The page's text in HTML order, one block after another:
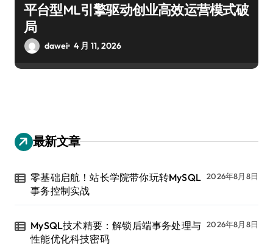
平台型ML引擎驱动创业高效运营模式破
局
dawei 4 月 11, 2026
最新文章
零基础启航！站长学院带你玩转MySQL
事务控制实战
2026年8月8日
MySQL技术精要：解锁后端事务处理与
性能优化科技密码
2026年8月8日